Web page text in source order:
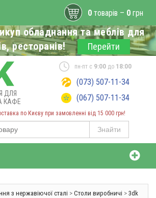
обладнання та меблів для
ресторанів!
Перейти
ДЛЯ
КАФЕ
по Києву при замовленні від 15 000 грн!
Знайти
пн-пт с 9:00до 18:00
(073) 507-11-34
(067) 507-11-34
0 товарів – 0 грн
з нержавіючої сталі > Столи виробничі > 3dk